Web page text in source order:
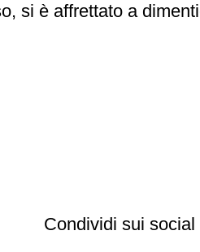
si è affrettato a
Condividi sui social